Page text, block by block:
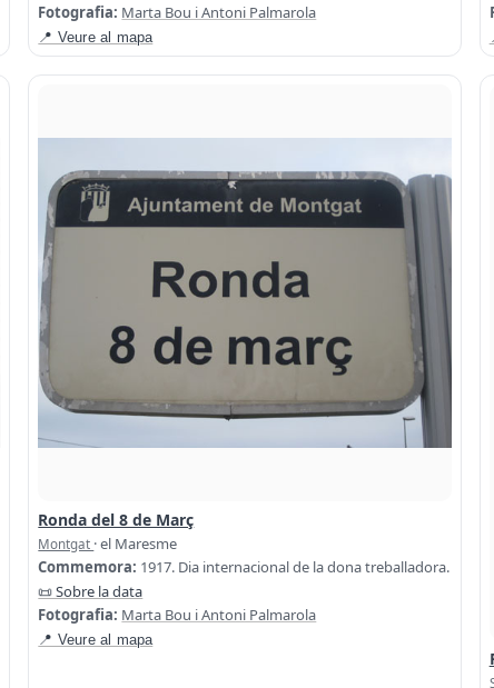
Fotografia: Marta Bou i Antoni Palmarola
📍 Veure al mapa
Ronda del 8 de Març
Montgat · el Maresme
Commemora: 1917. Dia internacional de la dona treballadora.
📜 Sobre la data
Fotografia: Marta Bou i Antoni Palmarola
📍 Veure al mapa